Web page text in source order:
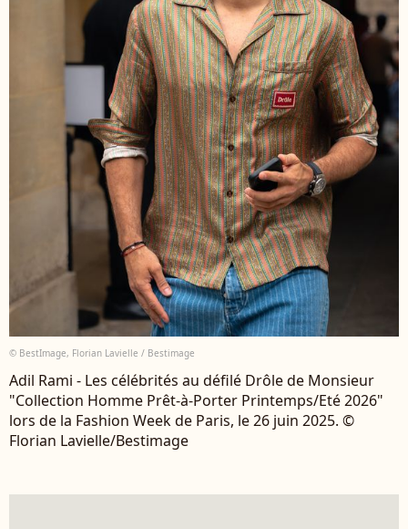
© BestImage, Florian Lavielle / Bestimage
Adil Rami - Les célébrités au défilé Drôle de Monsieur
"Collection Homme Prêt-à-Porter Printemps/Eté 2026"
lors de la Fashion Week de Paris, le 26 juin 2025. ©
Florian Lavielle/Bestimage